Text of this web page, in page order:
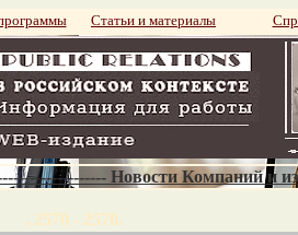
Статьи и материалы
Новости Компаний и
. 2570 - 2570.